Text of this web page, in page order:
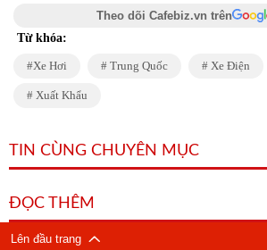
Theo dõi Cafebiz.vn trên
Từ khóa:
Xe Hơi Trung Quốc Xe Điện
Xuất Khẩu
TIN CÙNG CHUYÊN MỤC
ĐỌC THÊM
Lên đầu trang